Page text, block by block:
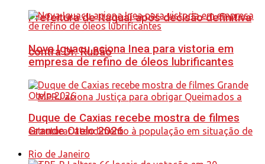
Prefeitura de Itaguaí após decisão definitiva
contra Dr. Rubão
Nova Iguaçu aciona Inea para vistoria em
empresa de refino de óleos lubrificantes
Duque de Caxias recebe mostra de filmes
Grande Otelo 2026
Rio de Janeiro